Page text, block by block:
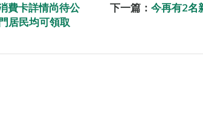
費卡詳情尚待公
居民均可領取
下一篇： 今再有2名